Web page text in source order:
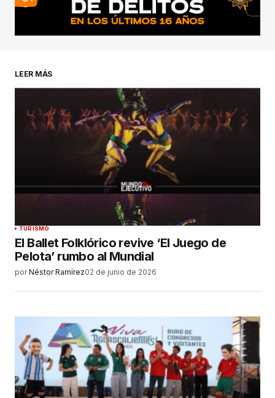
LEER MÁS
TURISMO
El Ballet Folklórico revive ‘El Juego de
Pelota’ rumbo al Mundial
por Néstor Ramírez02 de junio de 2026